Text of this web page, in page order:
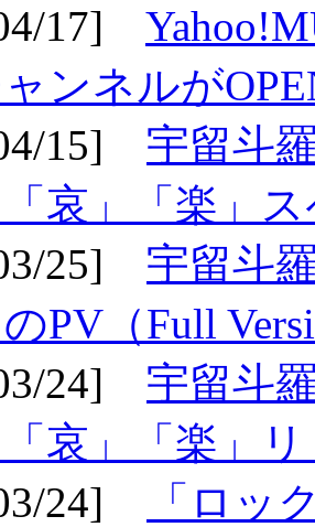
17]
ンネルが
15] 宇留斗
「哀」「楽」
25] 宇留斗
PV（Full
24] 宇留斗
「哀」「楽」
24]
「ロッ